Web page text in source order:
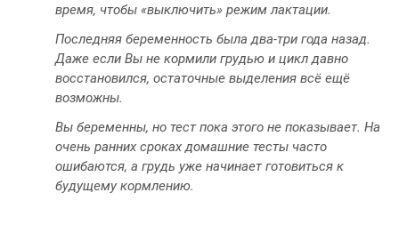
время, чтобы «выключить» режим лактации.
Последняя беременность была два-три года назад.
Даже если Вы не кормили грудью и цикл давно
восстановился, остаточные выделения всё ещё
возможны.
Вы беременны, но тест пока этого не показывает. На
очень ранних сроках домашние тесты часто
ошибаются, а грудь уже начинает готовиться к
будущему кормлению.